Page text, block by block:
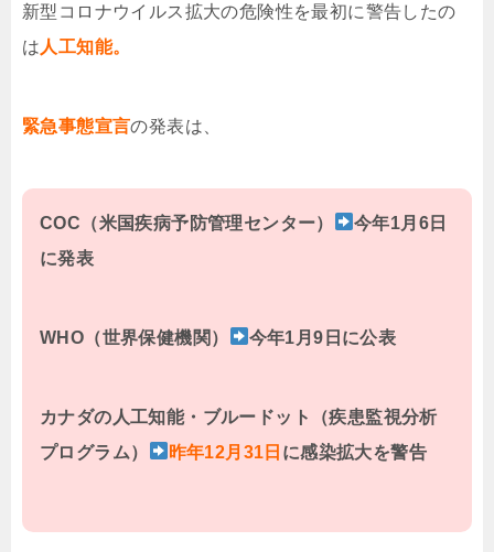
新型コロナウイルス拡大の危険性を最初に警告したの
は 人工知能。
緊急事態宣言の発表は、
COC（米国疾病予防管理センター）
今年1月6日
に発表
WHO（世界保健機関） 今年1月9日に公表
カナダの人工知能・ブルードット（疾患監視分析
プログラム）
昨年12月31日 に感染拡大を警告